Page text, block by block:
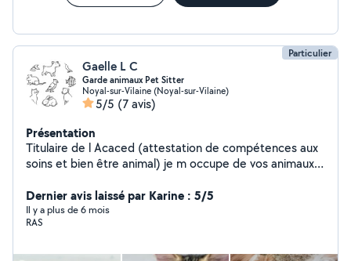
Particulier
Gaelle L C
Garde animaux Pet Sitter
Noyal-sur-Vilaine (Noyal-sur-Vilaine)
5/5 (7 avis)
Présentation
Titulaire de l Acaced (attestation de compétences aux
soins et bien être animal) je m occupe de vos animaux
nourriture soins hygiène etc... Secteur noyal S/Vilaine
acigne brece servon cesson chateaugiron nouvoitou
vern Les animaux ont toujours fait parti de ma vie Chiens
important de savoir son animal bien choyé quand on s
Dernier avis laissé par Karine : 5/5
Il y a plus de 6 mois
RAS